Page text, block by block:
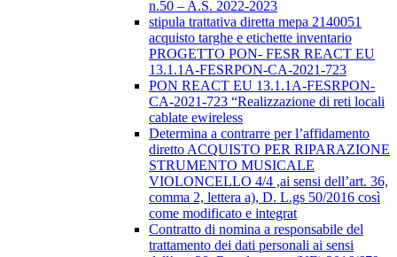
n.50 – A.S. 2022-2023
stipula trattativa diretta mepa 2140051
acquisto targhe e etichette inventario
PROGETTO PON- FESR REACT EU
13.1.1A-FESRPON-CA-2021-723
PON REACT EU 13.1.1A-FESRPON-
CA-2021-723 “Realizzazione di reti locali
cablate ewireless
Determina a contrarre per l’affidamento
diretto ACQUISTO PER RIPARAZIONE
STRUMENTO MUSICALE
VIOLONCELLO 4/4 ,ai sensi dell’art. 36,
comma 2, lettera a), D. L.gs 50/2016 così
come modificato e integrat
Contratto di nomina a responsabile del
trattamento dei dati personali ai sensi